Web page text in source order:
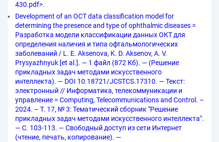
430.pdf>.
Development of an OCT data classification model for
determining the presence and type of ophthalmic diseases =
Разработка модели классификации данных ОКТ для
определения наличия и типа офтальмологических
заболеваний / L. E. Aksenova, K. D. Aksenov, A. V.
Prysyazhnyuk [et al.]. — 1 файл (872 Кб). — (Решение
прикладных задач методами искусственного
интеллекта). — DOI 10.18721/JCSTCS.17310. — Текст:
электронный // Информатика, телекоммуникации и
управление = Computing, Telecommunications and Control. –
2024. – Т. 17, № 3: Тематический сборник "Решение
прикладных задач методами искусственного интеллекта".
— С. 103-113. — Свободный доступ из сети Интернет
(чтение, печать, копирование). —